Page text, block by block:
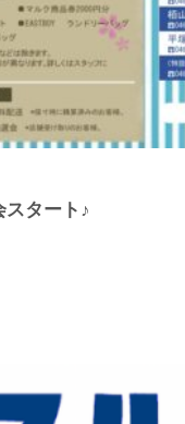
タート♪